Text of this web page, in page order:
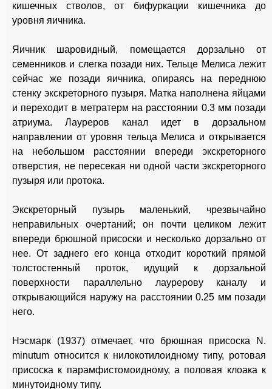
кишечных стволов, от бифуркации кишечника до
уровня яичника.
Яичник шаровидный, помещается дорзально от
семенников и слегка позади них. Тельце Мелиса лежит
сейчас же позади яичника, опираясь на переднюю
стенку экскреторного пузыря. Матка наполнена яйцами
и переходит в метратерм на расстоянии 0.3 мм позади
атриума. Лауреров канал идет в дорзальном
направлении от уровня тельца Мелиса и открывается
на небольшом расстоянии впереди экскреторного
отверстия, не пересекая ни одной части экскреторного
пузыря или протока.
Экскреторный пузырь маленький, чрезвычайно
неправильных очертаний; он почти целиком лежит
впереди брюшной присоски и несколько дорзально от
нее. От заднего его конца отходит короткий прямой
толстостенный проток, идущий к дорзальной
поверхности параллельно лаурерову каналу и
открывающийся наружу на расстоянии 0.25 мм позади
него.
Нэсмарк (1937) отмечает, что брюшная присоска N.
minutum относится к нилокотилоидному типу, ротовая
присоска к парамфистомоидному, а половая клоака к
минутоидному типу.